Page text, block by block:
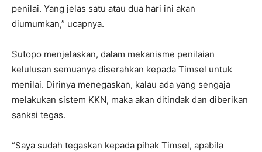
penilai. Yang jelas satu atau dua hari ini akan
diumumkan,” ucapnya.
Sutopo menjelaskan, dalam mekanisme penilaian
kelulusan semuanya diserahkan kepada Timsel untuk
menilai. Dirinya menegaskan, kalau ada yang sengaja
melakukan sistem KKN, maka akan ditindak dan diberikan
sanksi tegas.
“Saya sudah tegaskan kepada pihak Timsel, apabila